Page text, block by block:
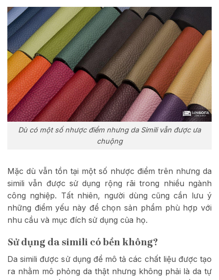
Dù có một số nhược điểm nhưng da Simili vẫn được ưa
chuộng
Mặc dù vẫn tồn tại một số nhược điểm trên nhưng da
simili vẫn được sử dụng rộng rãi trong nhiều ngành
công nghiệp. Tất nhiên, người dùng cũng cần lưu ý
những điểm yếu này để chọn sản phẩm phù hợp với
nhu cầu và mục đích sử dụng của họ.
Sử dụng da simili có bền không?
Da simili được sử dụng để mô tả các chất liệu được tạo
ra nhằm mô phỏng da thật nhưng không phải là da tự